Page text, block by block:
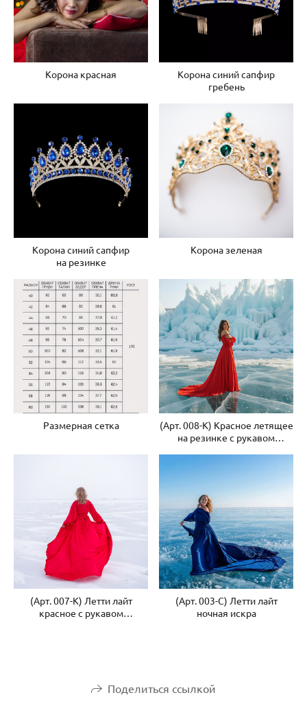
Корона красная
Корона синий сапфир
гребень
Корона синий сапфир
на резинке
Корона зеленая
Размерная сетка
(Арт. 008-К) Красное летящее
на резинке с рукавом
(Арт. 007-К) Летти лайт
красное с рукавом
(Арт. 003-С) Летти лайт
ночная искра
Поделиться ссылкой